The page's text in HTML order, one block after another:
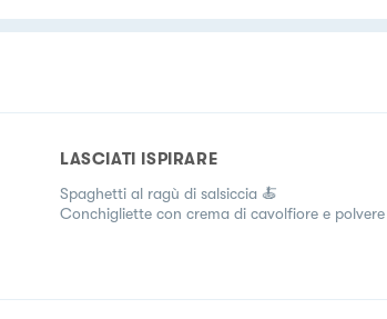
LASCIATI ISPIRARE
Spaghetti al ragù di salsiccia 🍝
Conchigliette con crema di cavolfiore e